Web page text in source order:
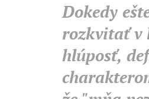
Dokedy
rozkvitať v
hlúposť,